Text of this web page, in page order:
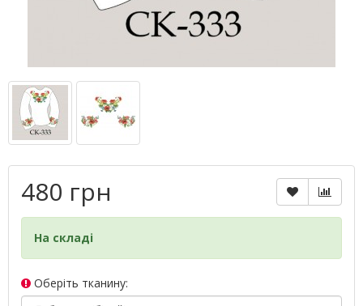
480 грн
На складі
Оберіть тканину: